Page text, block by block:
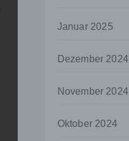
Januar 2025
Dezember 2024
November 2024
Oktober 2024